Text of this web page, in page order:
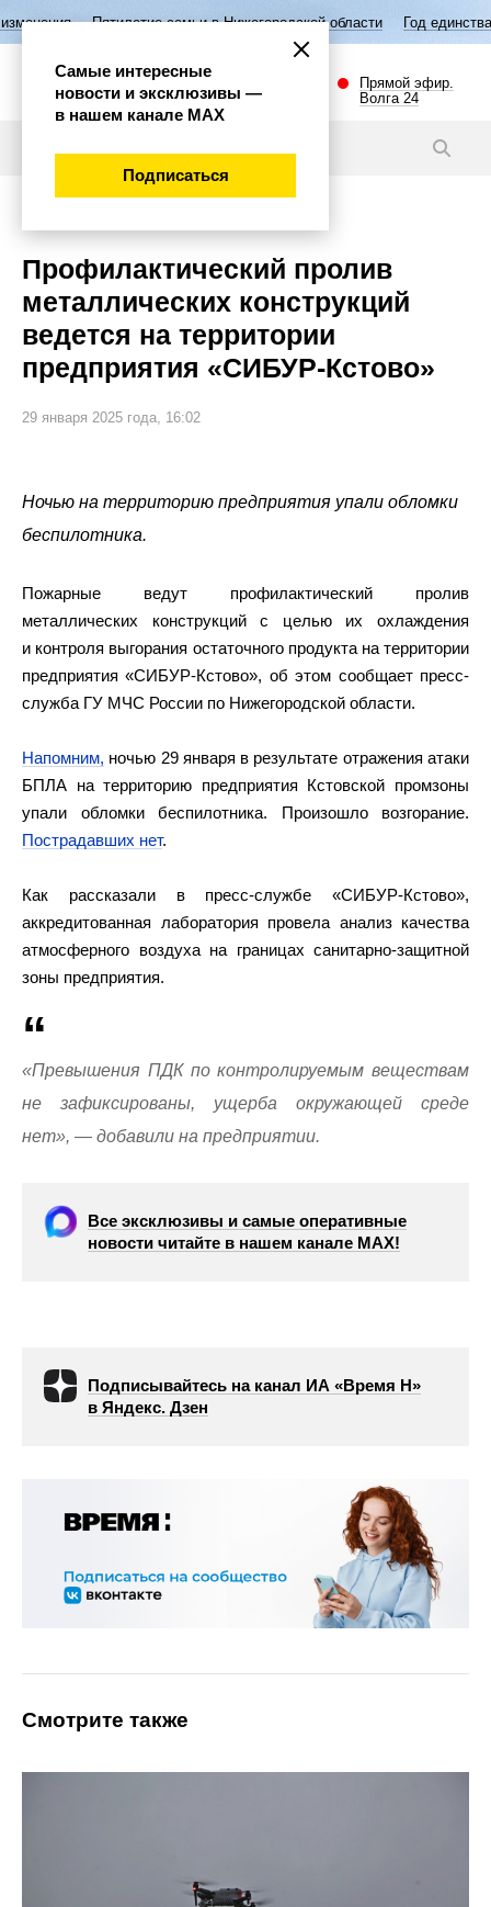
семьи в Нижегородской области Год единства народов России
Прямой эфир.
Волга 24
Профилактический пролив
металлических конструкций
ведется на территории
предприятия «СИБУР-Кстово»
29 января 2025 года, 16:02
Ночью на территорию предприятия упали обломки
беспилотника.
Пожарные ведут профилактический пролив
металлических конструкций с целью их охлаждения
и контроля выгорания остаточного продукта на территории
предприятия «СИБУР-Кстово», об этом сообщает пресс-
служба ГУ МЧС России по Нижегородской области.
Напомним, ночью 29 января в результате отражения атаки
БПЛА на территорию предприятия Кстовской промзоны
упали обломки беспилотника. Произошло возгорание.
Пострадавших нет.
Как рассказали в пресс-службе «СИБУР-Кстово»,
аккредитованная лаборатория провела анализ качества
атмосферного воздуха на границах санитарно-защитной
зоны предприятия.
«Превышения ПДК по контролируемым веществам
не зафиксированы, ущерба окружающей среде
нет», — добавили на предприятии.
Все эксклюзивы и самые оперативные
новости читайте в нашем канале МАХ!
Подписывайтесь на канал ИА «Время Н»
в Яндекс. Дзен
Смотрите также
Самые интересные
новости и эксклюзивы —
в нашем канале МАХ
Подписаться